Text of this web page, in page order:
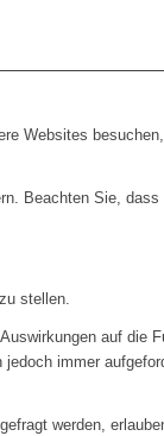
Websites
Beachten Sie,
stellen.
auf
immer
werden,